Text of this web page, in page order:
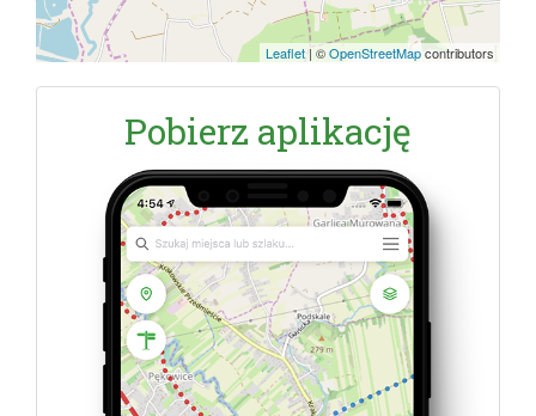
Leaflet |©OpenStreetMapcontributors
Pobierz aplikację